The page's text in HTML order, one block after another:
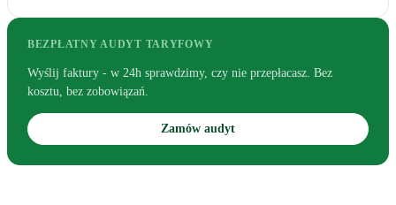
BEZPŁATNY AUDYT TARYFOWY
Wyślij faktury - w 24h sprawdzimy, czy nie przepłacasz. Bez
kosztu, bez zobowiązań.
Zamów audyt